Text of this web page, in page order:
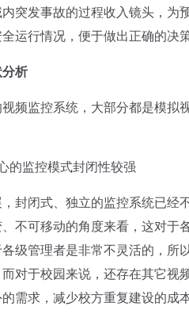
突发事故的过程收入镜头，
运行情况，便于做出正确的决策
析
监控系统，大部分都是模拟
监控模式封闭性较强
闭式、独立的监控系统已经
不可移动的角度来看，这对
级管理者是非常不灵活的，
对于校园来说，还存在其它
需求，减少校方重复建设的成